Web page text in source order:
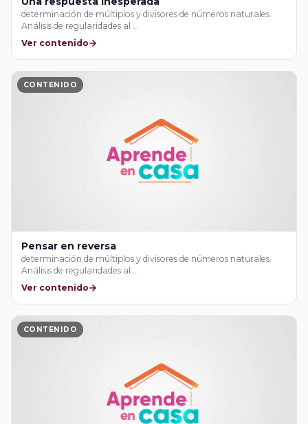
determinación de múltiplos y divisores de números naturales.
Análisis de regularidades al …
Ver contenido
CONTENIDO
Pensar en reversa
determinación de múltiplos y divisores de números naturales.
Análisis de regularidades al …
Ver contenido
CONTENIDO